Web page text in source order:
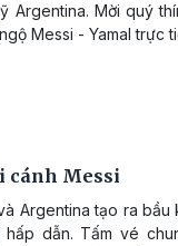
Argentina. Mời quý
Messi - Yamal trực
cánh Messi
Argentina tạo ra bầu
dẫn. Tấm vé